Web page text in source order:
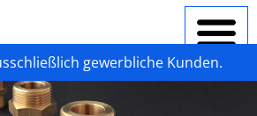
gewerbliche Kunden.